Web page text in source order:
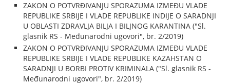
ZAKON O POTVRĐIVANJU SPORAZUMA IZMEĐU VLADE
REPUBLIKE SRBIJE I VLADE REPUBLIKE INDIJE O SARADNJI
U OBLASTI ZDRAVLJA BILJA I BILJNOG KARANTINA ("Sl.
glasnik RS - Međunarodni ugovori", br. 2/2019)
ZAKON O POTVRĐIVANJU SPORAZUMA IZMEĐU VLADE
REPUBLIKE SRBIJE I VLADE REPUBLIKE KAZAHSTAN O
SARADNJI U BORBI PROTIV KRIMINALA ("Sl. glasnik RS -
Međunarodni ugovori", br. 2/2019)